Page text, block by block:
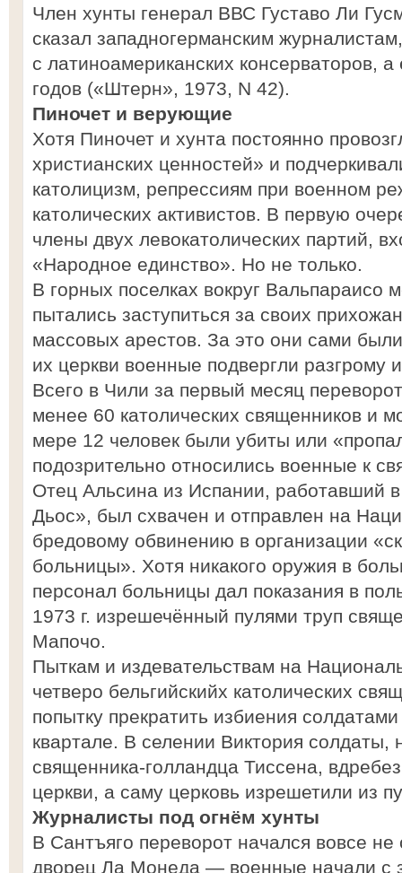
Член хунты генерал ВВС Густаво Ли
сказал западногерманским
с латиноамериканских консерваторов,
годов («Штерн», 1973, N 42).
Пиночет и верующие
Хотя Пиночет и хунта постоянно
христианских ценностей» и
католицизм, репрессиям при военном
католических активистов. В первую
члены двух левокатолических партий,
«Народное единство». Но не только.
В горных поселках вокруг Вальпараисо
пытались заступиться за своих
массовых арестов. За это они сами
их церкви военные подвергли разгрому
Всего в Чили за первый месяц
менее 60 католических священников и
мере 12 человек были убиты или
подозрительно относились военные к
Отец Альсина из Испании, работавший
Дьос», был схвачен и отправлен на
бредовому обвинению в организации
больницы». Хотя никакого оружия в
персонал больницы дал показания в
1973 г. изрешечённый пулями труп
Мапочо.
Пыткам и издевательствам на
четверо бельгийскийх католических
попытку прекратить избиения
квартале. В селении Виктория солдаты,
священника-голландца Тиссена,
церкви, а саму церковь изрешетили из
Журналисты под огнём хунты
В Сантъяго переворот начался вовсе не
дворец Ла Монеда — военные начали с